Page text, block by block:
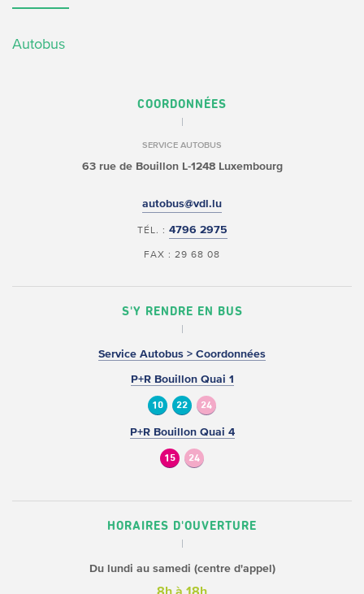
Autobus
COORDONNÉES
SERVICE AUTOBUS
63 rue de BouillonL-1248 Luxembourg
autobus@vdl.lu
TÉL. : 4796 2975
FAX : 29 68 08
S'Y RENDRE EN BUS
Service Autobus > Coordonnées
P+R Bouillon Quai 1
10 22 24
P+R Bouillon Quai 4
15 24
HORAIRES D'OUVERTURE
Du lundi au samedi (centre d'appel)
8h à 18h